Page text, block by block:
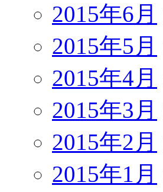
2015年6月
2015年5月
2015年4月
2015年3月
2015年2月
2015年1月